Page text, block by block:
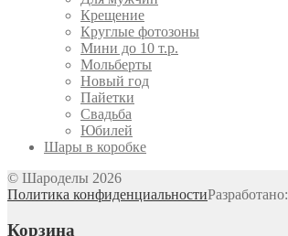
Крещение
Круглые фотозоны
Мини до 10 т.р.
Мольберты
Новый год
Пайетки
Свадьба
Юбилей
Шары в коробке
© Шароделы 2026
Политика конфиденциальностиРазработано:
Корзина